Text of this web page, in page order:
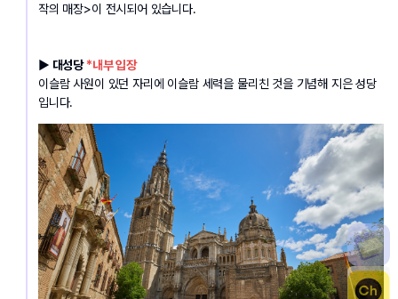
작의 매장>이 전시되어 있습니다.
▶ 대성당 *내부 입장
이슬람 사원이 있던 자리에 이슬람 세력을 물리친 것을 기념해 지은 성당
입니다.